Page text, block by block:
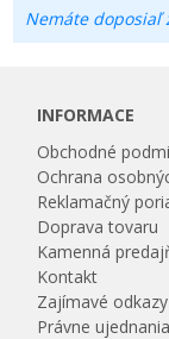
Nemáte doposiaľ
INFORMACE
Obchodné
Ochrana
Reklamačný
Doprava tovaru
Kamenná
Kontakt
Zajímavé odkazy
Právne ujednania